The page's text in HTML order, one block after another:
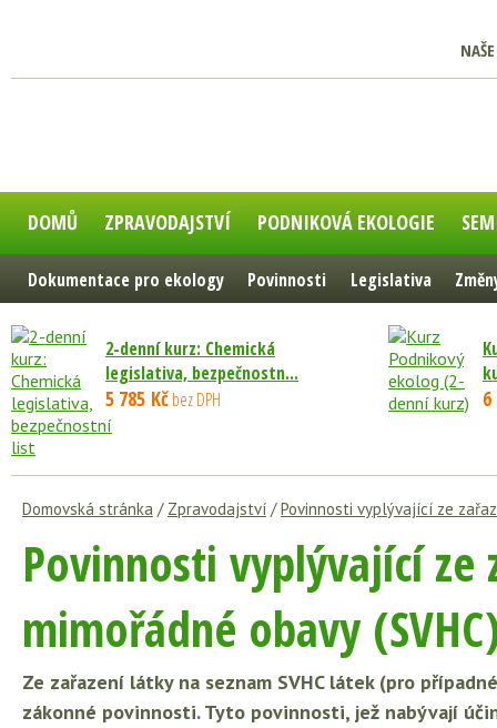
DOMŮ ZPRAVODAJSTVÍ PODNIKOVÁ EKOLOGIE
Dokumentace pro ekology Povinnosti Legislativa
2-denní kurz: Chemická
legislativa, bezpečnostn...
5 785 Kčbez DPH 6
Domovská stránka / Zpravodajství /Povinnosti vyplývající ze
Povinnosti vyplývající ze
mimořádné obavy
Ze zařazení látky na seznam SVHC látek (pro
zákonné povinnosti. Tyto povinnosti, jež nabývají